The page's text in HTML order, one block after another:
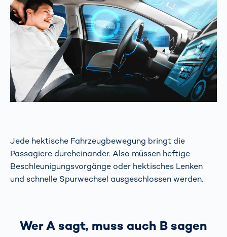
Jede hektische Fahrzeugbewegung bringt die
Passagiere durcheinander. Also müssen heftige
Beschleunigungsvorgänge oder hektisches Lenken
und schnelle Spurwechsel ausgeschlossen werden.
Wer A sagt, muss auch B sagen